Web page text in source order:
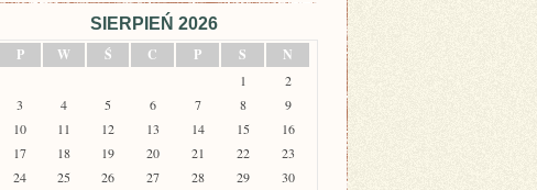
SIERPIEŃ 2026
P
W Ś C P S N
1
2
3
4 5 6 7 8
9
10
11 12 13 14 15
16
17
18 19 20 21 22
23
24
25 26 27 28 29
30